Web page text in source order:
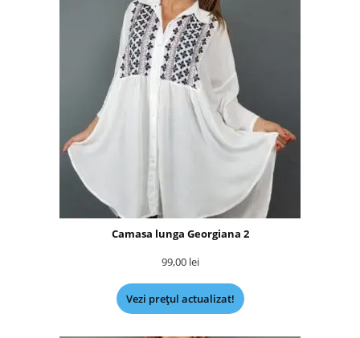
Camasa lunga Georgiana 2
99,00 lei
Vezi prețul actualizat!